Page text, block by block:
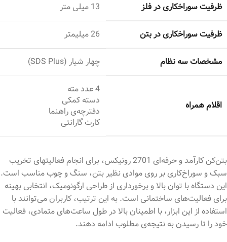
ظرفیت سوراخکاری در فلز 13 میلی متر
ظرفیت سوراخکاری در بتن 26 میلیمتر
مشخصات سه نظام چهار شیار (SDS Plus)
اقلام همراه
4 عدد مته
دسته کمکی
دفترچه‌ی راهنما
کارت گارانتی
بتن‌کن کارآمد و حرفه‌ای 2701 رونیکس، برای انجام فعالیت­های تخریب
سبک و سوراخ‌کاری بر روی موادی نظیر بتن، سنگ و چوب مناسب است.
این دستگاه با توان بالا و برخورداری از طراحی ارگونومیک، انتخابی بهینه
برای فعالیت‌های ساختمانی است. به این ترتیب، کاربران می‌توانند با
استفاده از این ابزار، با اطمینان بالا در طول ساعت‌های متمادی، فعالیت
خود را تا رسیدن به نتیجه‌ی مطلوب ادامه دهند.